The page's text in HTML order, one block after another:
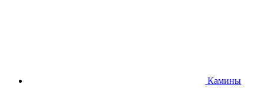
Камины